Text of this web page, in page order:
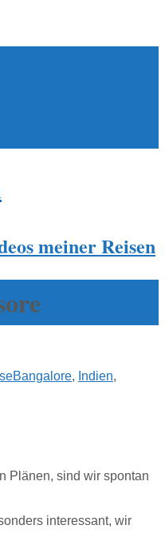
meiner Reisen
Bangalore, Indien,
Plänen, sind wir spontan
interessant, wir